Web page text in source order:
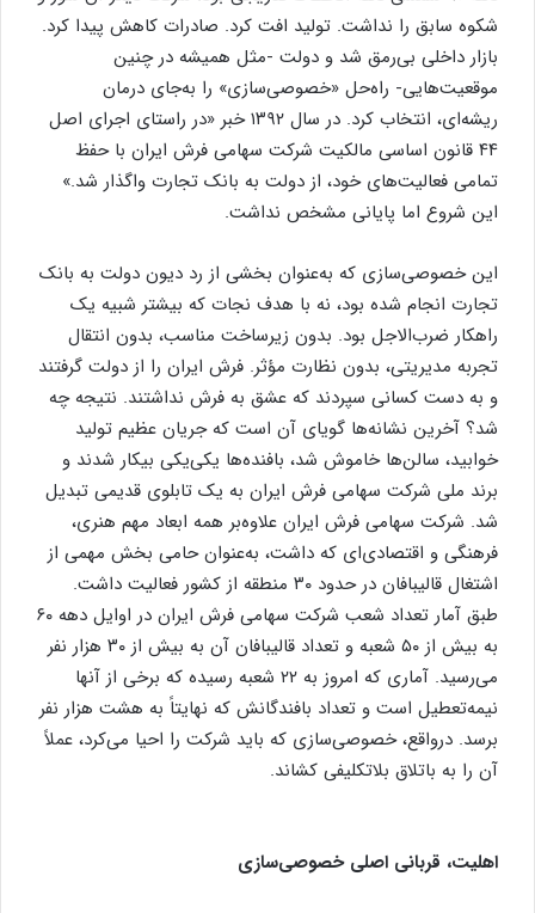
شکوه سابق را نداشت. تولید افت کرد. صادرات کاهش پیدا کرد.
بازار داخلی بی‌رمق شد و دولت -مثل همیشه در چنین
موقعیت‌هایی- راه‌حل «خصوصی‌سازی» را به‌جای درمان
ریشه‌ای، انتخاب کرد. در سال ۱۳۹۲ خبر «در راستای اجرای اصل
۴۴ قانون اساسی مالکیت شرکت سهامی فرش ایران با حفظ
تمامی فعالیت‌های خود، از دولت به بانک تجارت واگذار شد.»
این شروع اما پایانی مشخص نداشت.
این خصوصی‌سازی که به‌عنوان بخشی از رد دیون دولت به بانک
تجارت انجام شده بود، نه با هدف نجات که بیشتر شبیه یک
راهکار ضرب‌الاجل بود. بدون زیرساخت مناسب، بدون انتقال
تجربه مدیریتی، بدون نظارت مؤثر. فرش ایران را از دولت گرفتند
و به دست کسانی سپردند که عشق به فرش نداشتند. نتیجه چه
شد؟ آخرین نشانه‌ها گویای آن است که جریان عظیم تولید
خوابید، سالن‌ها خاموش شد، بافنده‌ها یکی‌یکی بیکار شدند و
برند ملی شرکت سهامی فرش ایران به یک تابلوی قدیمی تبدیل
شد. شرکت سهامی فرش ایران علاوه‌بر همه ابعاد مهم هنری،
فرهنگی و اقتصادی‌ای که داشت، به‌عنوان حامی بخش مهمی از
اشتغال قالیبافان در حدود ۳۰ منطقه از کشور فعالیت داشت.
طبق آمار تعداد شعب شرکت سهامی فرش ایران در اوایل دهه ۶۰
به بیش از ۵۰ شعبه و تعداد قالیبافان آن به بیش از ۳۰ هزار نفر
می‌رسید. آماری که امروز به ۲۲ شعبه رسیده که برخی از آنها
نیمه‌تعطیل است و تعداد بافندگانش که نهایتاً به هشت هزار نفر
برسد. درواقع، خصوصی‌سازی‌ که باید شرکت را احیا می‌کرد، عملاً
آن را به باتلاق بلاتکلیفی کشاند.
اهلیت، قربانی اصلی خصوصی‌سازی